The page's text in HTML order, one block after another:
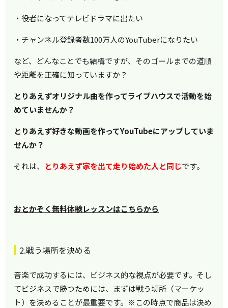
・役者になってテレビドラマに出たい
・チャンネル登録者数100万人のYouTuberになりたい
など、どんなことでも結構ですが、そのゴールまでの道順
や距離を正確に知っていますか？
とりあえずオリジナル曲を作ってライブハウスで活動を始
めていませんか？
とりあえず好きな動画を作ってYouTubeにアップしていま
せんか？
それは、
とりあえず家を出て走り始めた人と同じです。
おとかぞく無料体験レッスンはこちらから
2.戦う場所を決める
音楽で成功するには、ビジネス的な視点が必要です。そし
てビジネスで勝つためには、まずは戦う場所（マーケッ
ト）を決めることが最重要です。※この時点で商品は決め